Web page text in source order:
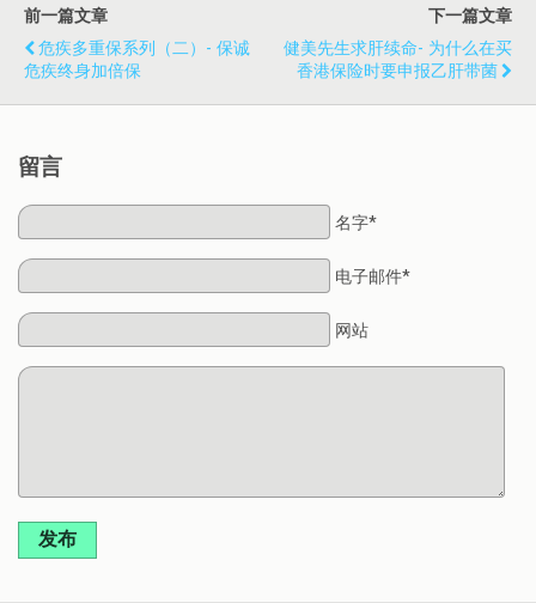
前一篇文章
危疾多重保系列（二）- 保诚
危疾终身加倍保
下一篇文章
健美先生求肝续命- 为什么在买
香港保险时要申报乙肝带菌
留言
名字*
电子邮件*
网站
发布